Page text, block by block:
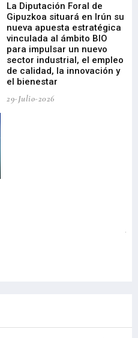
La Diputación Foral de
Gipuzkoa situará en Irún su
nueva apuesta estratégica
vinculada al ámbito BIO
para impulsar un nuevo
sector industrial, el empleo
de calidad, la innovación y
el bienestar
29-Julio-2026